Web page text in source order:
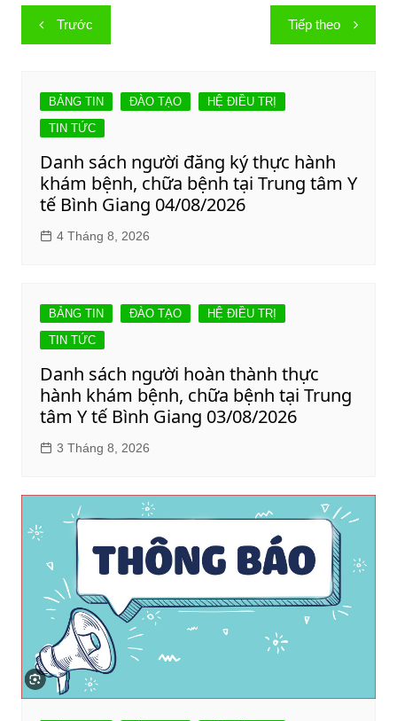
Điều
hướng
viết
Trước Tiếp theo
BẢNG TIN ĐÀO TẠO
HỆ ĐIỀU TRỊ
TIN TỨC
Danh sách người đăng ký thực hành
khám bệnh, chữa bệnh tại Trung tâm Y
tế Bình Giang 04/08/2026
4 Tháng 8, 2026
BẢNG TIN ĐÀO TẠO
HỆ ĐIỀU TRỊ
TIN TỨC
Danh sách người hoàn thành thực
hành khám bệnh, chữa bệnh tại Trung
tâm Y tế Bình Giang 03/08/2026
3 Tháng 8, 2026